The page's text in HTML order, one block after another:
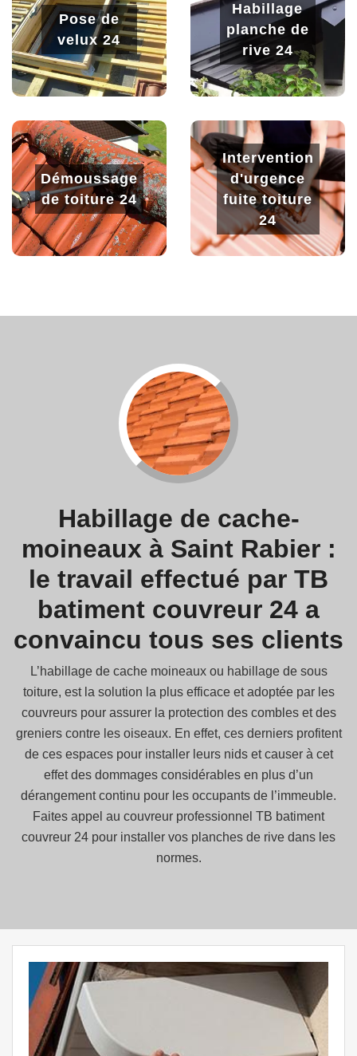
Pose de
velux 24
Habillage
planche de
rive 24
Démoussage
de toiture 24
Intervention
d'urgence
fuite toiture
24
Habillage de cache-
moineaux à Saint Rabier :
le travail effectué par TB
batiment couvreur 24 a
convaincu tous ses clients
L’habillage de cache moineaux ou habillage de sous
toiture, est la solution la plus efficace et adoptée par les
couvreurs pour assurer la protection des combles et des
greniers contre les oiseaux. En effet, ces derniers profitent
de ces espaces pour installer leurs nids et causer à cet
effet des dommages considérables en plus d’un
dérangement continu pour les occupants de l’immeuble.
Faites appel au couvreur professionnel TB batiment
couvreur 24 pour installer vos planches de rive dans les
normes.